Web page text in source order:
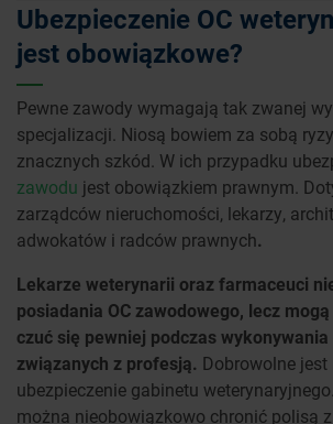
Ubezpieczenie OC
jest obowiązkowe?
Pewne zawody wymagają tak zwanej
specjalizacji. Niosą bowiem za sobą
znacznych szkód. W ich przypadku
zawodu jest obowiązkiem prawnym.
zarządców nieruchomości, lekarzy,
adwokatów i radców prawnych.
Lekarze weterynarii oraz farmaceuci
posiadania OC zawodowego, lecz
czuć się pewniej podczas wykonywania
związanych z profesją. Dobrowolne jest
ubezpieczenie gabinetu
można nieobowiązkowo chronić polisą